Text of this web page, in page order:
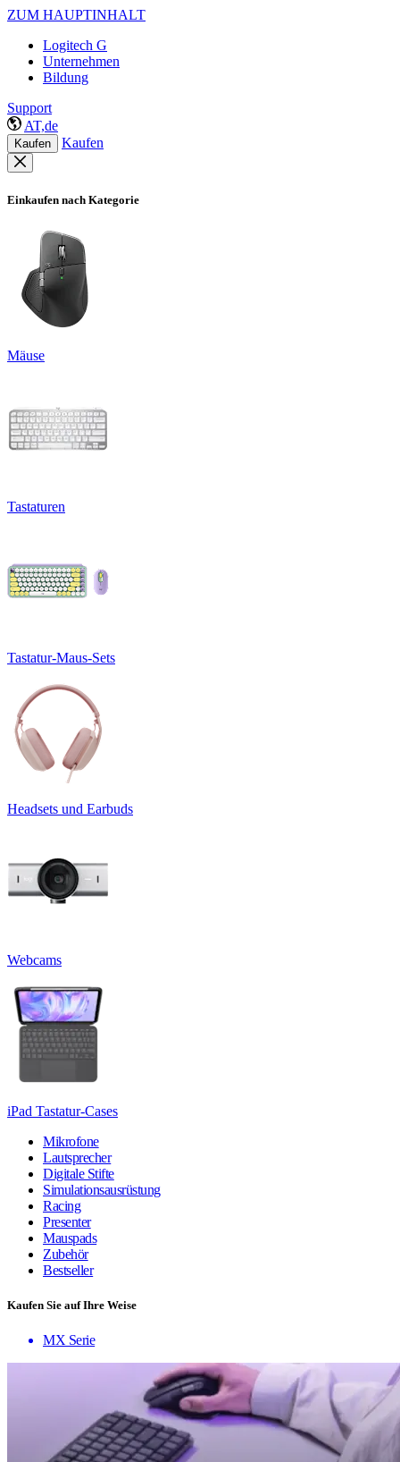
ZUM HAUPTINHALT
Logitech G
Unternehmen
Bildung
Support
AT,de
Kaufen Kaufen
Einkaufen nach Kategorie
Mäuse
Tastaturen
Tastatur-Maus-Sets
Headsets und Earbuds
Webcams
iPad Tastatur-Cases
Mikrofone
Lautsprecher
Digitale Stifte
Simulationsausrüstung
Racing
Presenter
Mauspads
Zubehör
Bestseller
Kaufen Sie auf Ihre Weise
MX Serie